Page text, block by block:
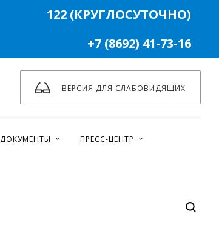
122 (КРУГЛОСУТОЧНО)
+7 (8692) 41-73-16
ВЕРСИЯ ДЛЯ СЛАБОВИДЯЩИХ
ДОКУМЕНТЫ ПРЕСС-ЦЕНТР